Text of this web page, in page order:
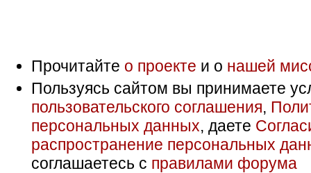
Прочитайте о проекте и о нашей
Пользуясь сайтом вы принимаете
пользовательского соглашения,
персональных данных, даете
распространение персональных
соглашаетесь с правилами форума